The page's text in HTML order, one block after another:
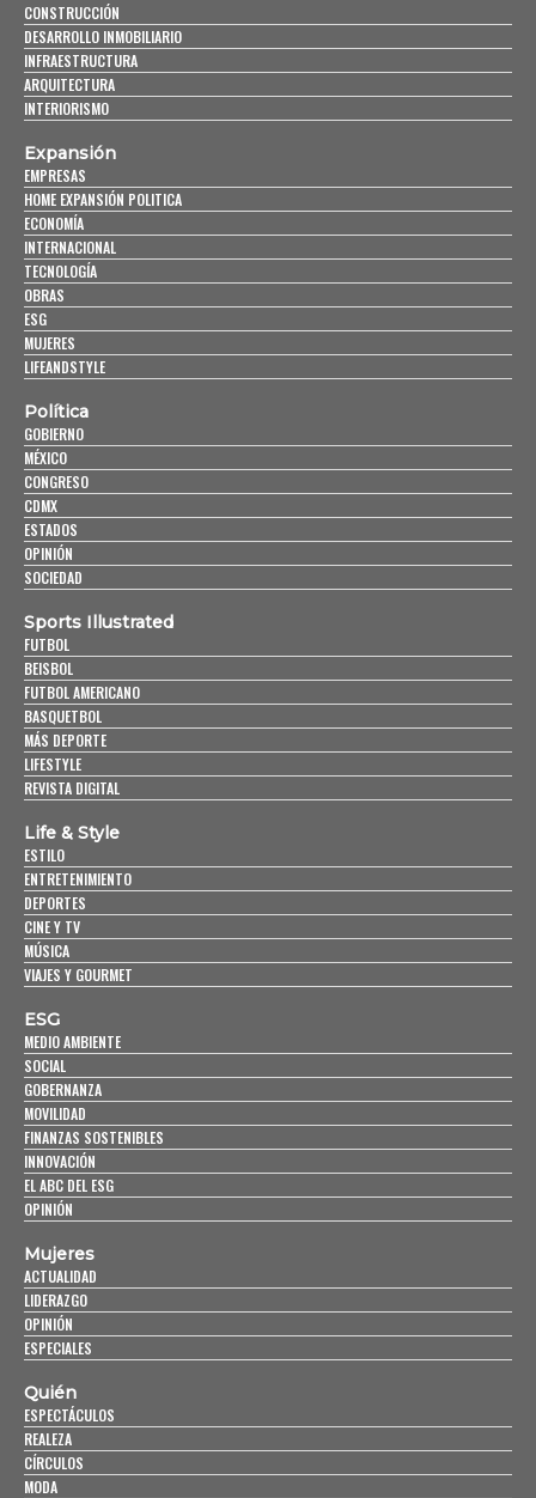
CONSTRUCCIÓN
DESARROLLO INMOBILIARIO
INFRAESTRUCTURA
ARQUITECTURA
INTERIORISMO
Expansión
EMPRESAS
HOME EXPANSIÓN POLITICA
ECONOMÍA
INTERNACIONAL
TECNOLOGÍA
OBRAS
ESG
MUJERES
LIFEANDSTYLE
Política
GOBIERNO
MÉXICO
CONGRESO
CDMX
ESTADOS
OPINIÓN
SOCIEDAD
Sports Illustrated
FUTBOL
BEISBOL
FUTBOL AMERICANO
BASQUETBOL
MÁS DEPORTE
LIFESTYLE
REVISTA DIGITAL
Life & Style
ESTILO
ENTRETENIMIENTO
DEPORTES
CINE Y TV
MÚSICA
VIAJES Y GOURMET
ESG
MEDIO AMBIENTE
SOCIAL
GOBERNANZA
MOVILIDAD
FINANZAS SOSTENIBLES
INNOVACIÓN
EL ABC DEL ESG
OPINIÓN
Mujeres
ACTUALIDAD
LIDERAZGO
OPINIÓN
ESPECIALES
Quién
ESPECTÁCULOS
REALEZA
CÍRCULOS
MODA